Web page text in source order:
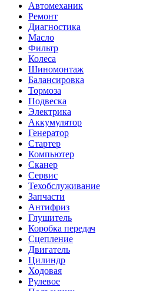
Автомеханик
Ремонт
Диагностика
Масло
Фильтр
Колеса
Шиномонтаж
Балансировка
Тормоза
Подвеска
Электрика
Аккумулятор
Генератор
Стартер
Компьютер
Сканер
Сервис
Техобслуживание
Запчасти
Антифриз
Глушитель
Коробка передач
Сцепление
Двигатель
Цилиндр
Ходовая
Рулевое